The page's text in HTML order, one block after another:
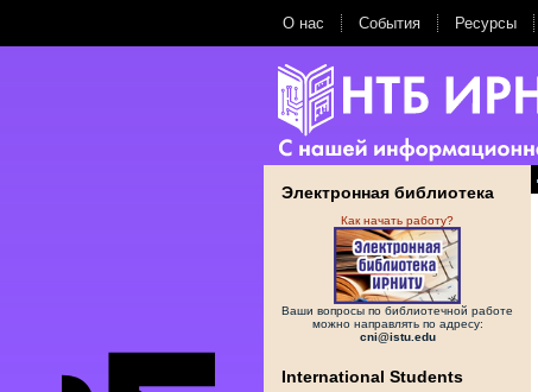
О нас События Ресурсы
Электронная библиотека
Как начать работу?
Ваши вопросы по библиотечной работе
можно направлять по адресу:
cni@istu.edu
International Students